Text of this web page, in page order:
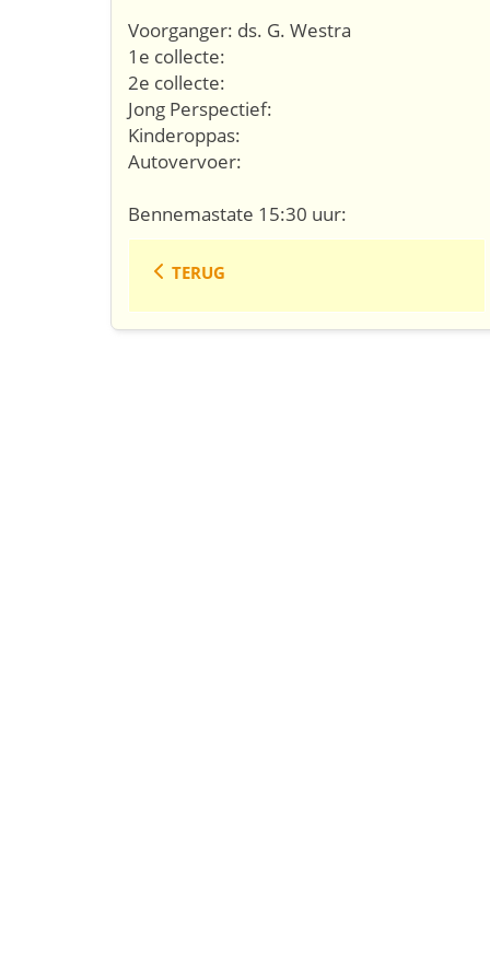
Voorganger: ds. G. Westra
1e collecte:
2e collecte:
Jong Perspectief:
Kinderoppas:
Autovervoer:
Bennemastate 15:30 uur:
TERUG